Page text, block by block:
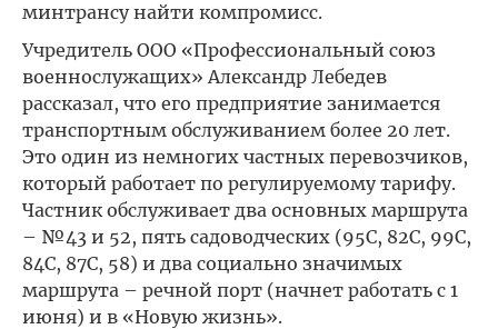
минтрансу найти компромисс.
Учредитель ООО «Профессиональный союз
военнослужащих» Александр Лебедев
рассказал, что его предприятие занимается
транспортным обслуживанием более 20 лет.
Это один из немногих частных перевозчиков,
который работает по регулируемому тарифу.
Частник обслуживает два основных маршрута
– №43 и 52, пять садоводческих (95С, 82С, 99С,
84С, 87С, 58) и два социально значимых
маршрута – речной порт (начнет работать с 1
июня) и в «Новую жизнь».